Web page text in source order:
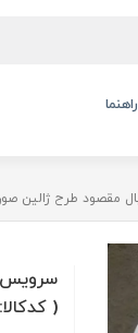
راهنما
( کدکالا:03071745)